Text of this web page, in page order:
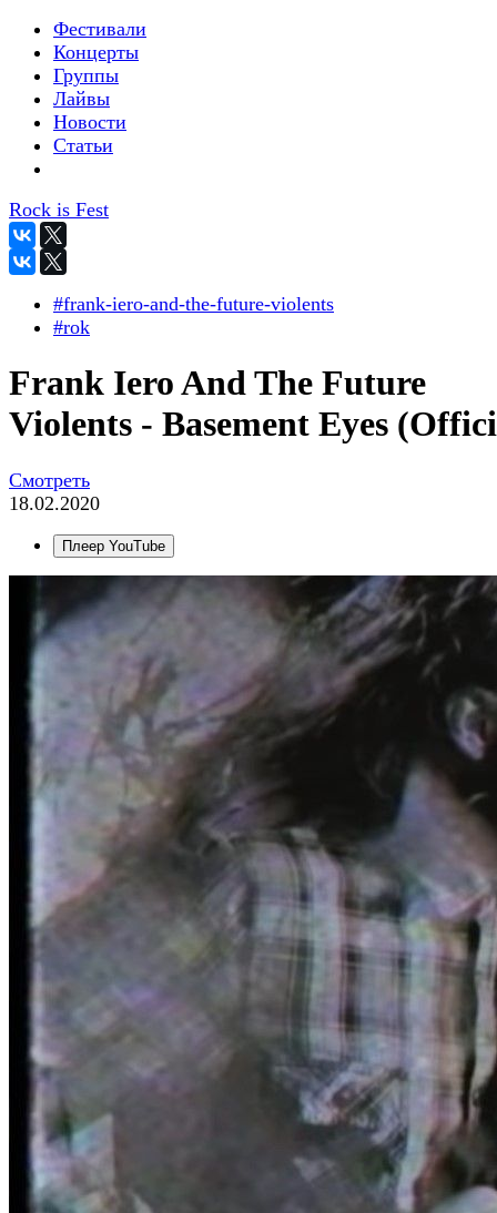
Фестивали
Концерты
Группы
Лайвы
Новости
Статьи
Rock is Fest
#frank-iero-and-the-future-violents
#rok
Frank Iero And The Future
Violents - Basement Eyes
Смотреть
18.02.2020
Плеер YouTube